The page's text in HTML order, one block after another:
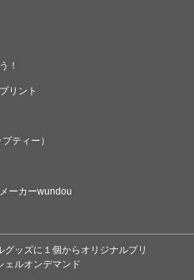
！
リント
ティー）
ーカーwundou
グッズに１個からオリジナルプリ
ェルオンデマンド